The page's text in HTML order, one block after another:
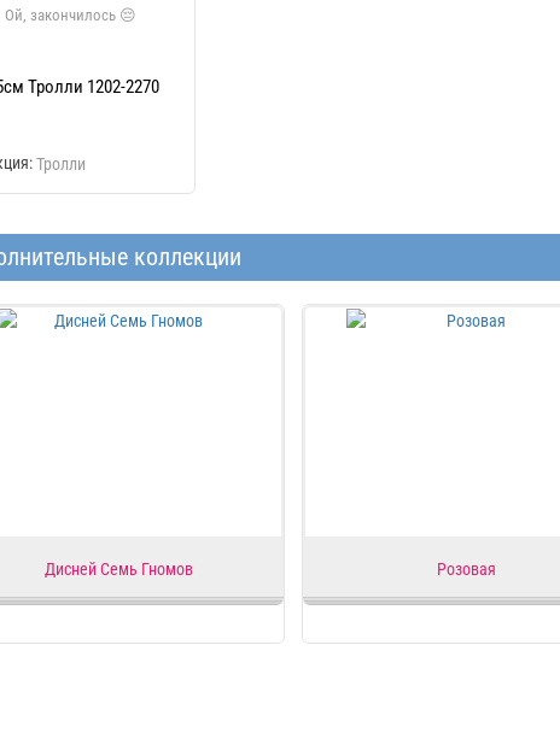
Тролли 1202-2270
Тролли
коллекции
Дисней Семь Гномов Розовая